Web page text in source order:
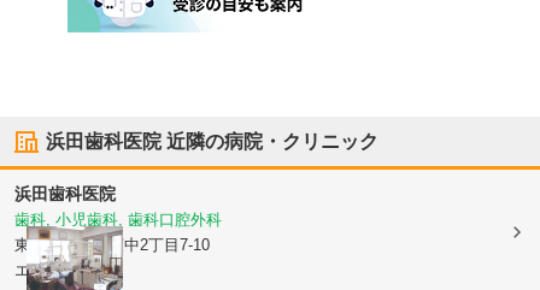
浜田歯科医院近隣の病院・クリニック
浜田歯科医院
歯科, 小児歯科, 歯科口腔外科
東京都大田区萩中2丁目7-10
エストレアH2F